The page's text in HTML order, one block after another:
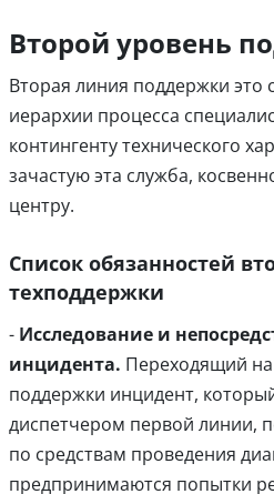
Второй уровень
Вторая линия поддержки это
иерархии процесса
контингенту технического
зачастую эта служба,
центру.
Список обязанностей
техподдержки
- Исследование и
инцидента. Переходящий
поддержки инцидент,
диспетчером первой линии,
по средствам проведения
предпринимаются попытки